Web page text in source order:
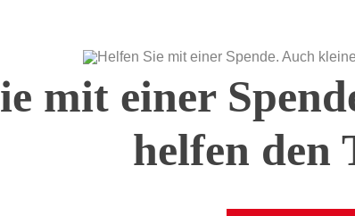
mit einer
helfen den